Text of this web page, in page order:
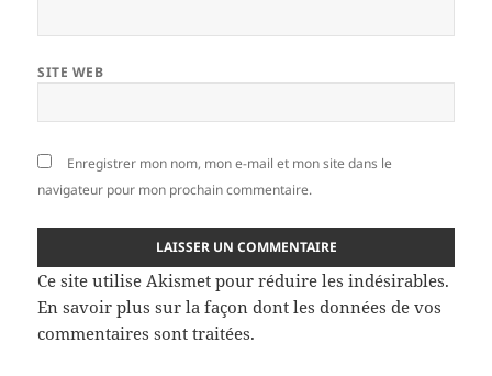
SITE WEB
Enregistrer mon nom, mon e-mail et mon site dans le
navigateur pour mon prochain commentaire.
Ce site utilise Akismet pour réduire les indésirables.
En savoir plus sur la façon dont les données de vos
commentaires sont traitées.